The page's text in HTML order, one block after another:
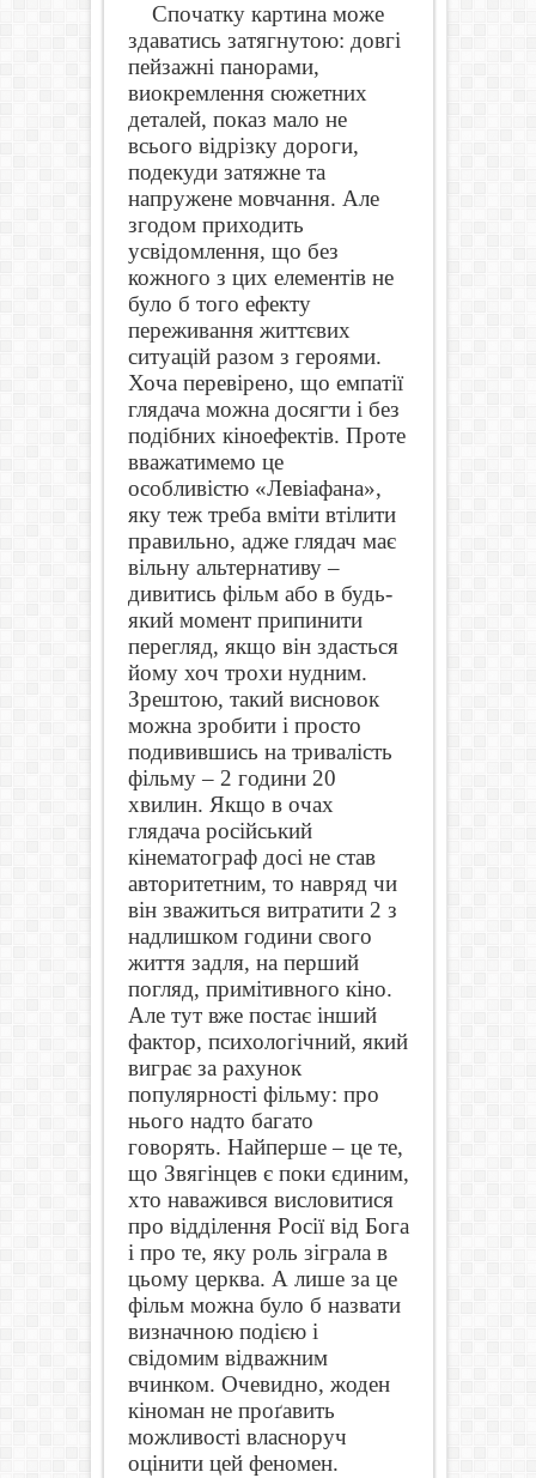
Спочатку картина може
здаватись затягнутою: довгі
пейзажні панорами,
виокремлення сюжетних
деталей, показ мало не
всього відрізку дороги,
подекуди затяжне та
напружене мовчання. Але
згодом приходить
усвідомлення, що без
кожного з цих елементів не
було б того ефекту
переживання життєвих
ситуацій разом з героями.
Хоча перевірено, що емпатії
глядача можна досягти і без
подібних кіноефектів. Проте
вважатимемо це
особливістю «Левіафана»,
яку теж треба вміти втілити
правильно, адже глядач має
вільну альтернативу –
дивитись фільм або в будь-
який момент припинити
перегляд, якщо він здасться
йому хоч трохи нудним.
Зрештою, такий висновок
можна зробити і просто
подивившись на тривалість
фільму – 2 години 20
хвилин. Якщо в очах
глядача російський
кінематограф досі не став
авторитетним, то навряд чи
він зважиться витратити 2 з
надлишком години свого
життя задля, на перший
погляд, примітивного кіно.
Але тут вже постає інший
фактор, психологічний, який
виграє за рахунок
популярності фільму: про
нього надто багато
говорять. Найперше – це те,
що Звягінцев є поки єдиним,
хто наважився висловитися
про відділення Росії від Бога
і про те, яку роль зіграла в
цьому церква. А лише за це
фільм можна було б назвати
визначною подією і
свідомим відважним
вчинком. Очевидно, жоден
кіноман не проґавить
можливості власноруч
оцінити цей феномен.